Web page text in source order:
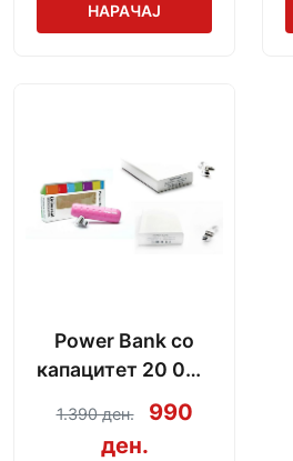
НАРАЧАЈ
Power Bank со
капацитет 20 000
mAh + кабел за
полнење
1.390 ден.
990
ден.